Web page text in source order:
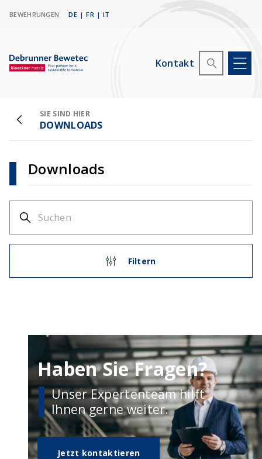
BEWEHRUNGEN IT
|
FR
|
DE
Kontakt
SIE SIND HIER
DOWNLOADS
Downloads
Filtern
Haben Sie Fragen?
Unser Expertenteam hilft
Ihnen gerne weiter.
Jetzt kontaktieren